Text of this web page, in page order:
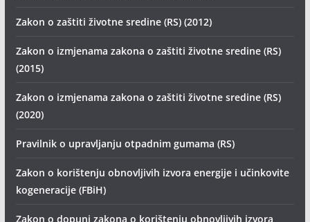
Zakon o zaštiti životne sredine (RS) (2012)
Zakon o izmjenama zakona o zaštiti životne sredine (RS)
(2015)
Zakon o izmjenama zakona o zaštiti životne sredine (RS)
(2020)
Pravilnik o upravljanju otpadnim gumama (RS)
Zakon o korištenju obnovljivih izvora energije i učinkovite
kogeneracije (FBiH)
Zakon o dopuni zakona o korištenju obnovljivih izvora